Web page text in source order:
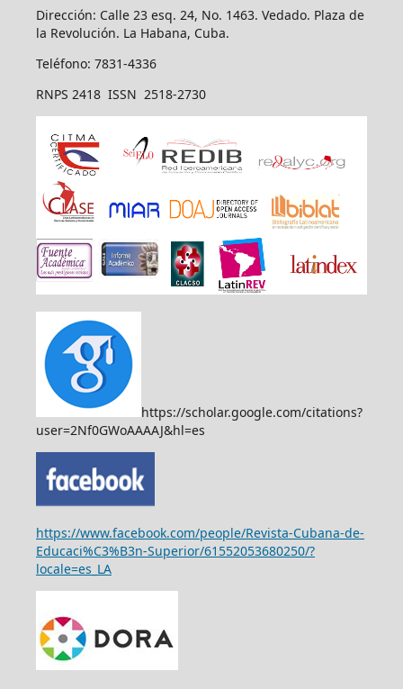
Dirección: Calle 23 esq. 24, No. 1463. Vedado. Plaza de
la Revolución. La Habana, Cuba.
Teléfono: 7831-4336
RNPS 2418 ISSN 2518-2730
https://scholar.google.com/citations?
user=2Nf0GWoAAAAJ&hl=es
https://www.facebook.com/people/Revista-Cubana-de-
Educaci%C3%B3n-Superior/61552053680250/?
locale=es_LA